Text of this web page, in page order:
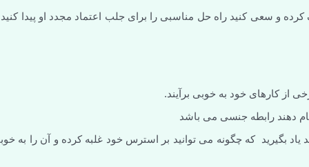
و سعی کنید راه حل مناسبی را برای جلب اعتماد مجدد او پیدا کنید
از کارهای خود به خوبی برآیند.
دهند رابطه جنسی می باشد
بگیرید که چگونه می توانید بر استرس خود غلبه کرده و آن را به